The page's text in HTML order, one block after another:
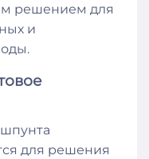
решением для
и
для решения